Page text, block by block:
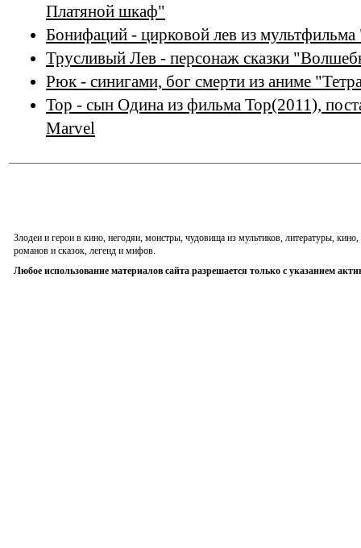
Платяной шкаф"
Бонифаций - цирковой лев из
Трусливый Лев - персонаж сказки
Рюк - синигами, бог смерти из аниме
Тор - сын Одина из фильма Тор(2011),
Marvel
Злодеи и герои в кино, негодяи, монстры, чудовища из мультиков, литературы,
романов и сказок, легенд и мифов.
Любое использование материалов сайта разрешается только с указанием